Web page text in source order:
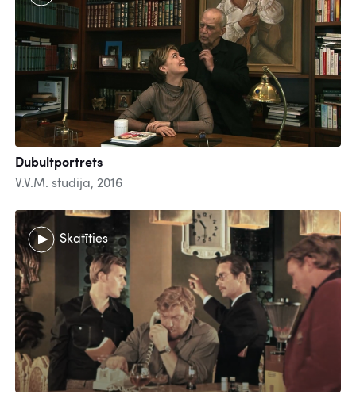
Dubultportrets
V.V.M. studija, 2016
Skatīties